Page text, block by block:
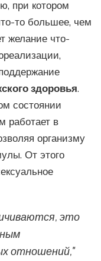
при котором
то большее, чем
желание что-
здоровья.
состоянии
работает в
организму
От этого
это
отношений,"